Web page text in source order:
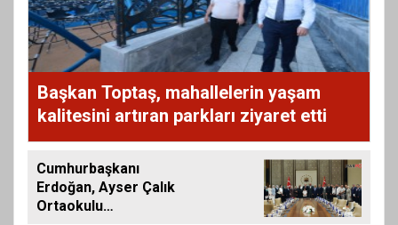
Başkan Toptaş, mahallelerin yaşam
kalitesini artıran parkları ziyaret etti
Cumhurbaşkanı
Erdoğan, Ayser Çalık
Ortaokulu